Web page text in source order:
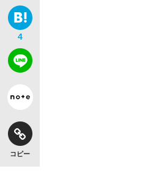
「目標達
4
コピー